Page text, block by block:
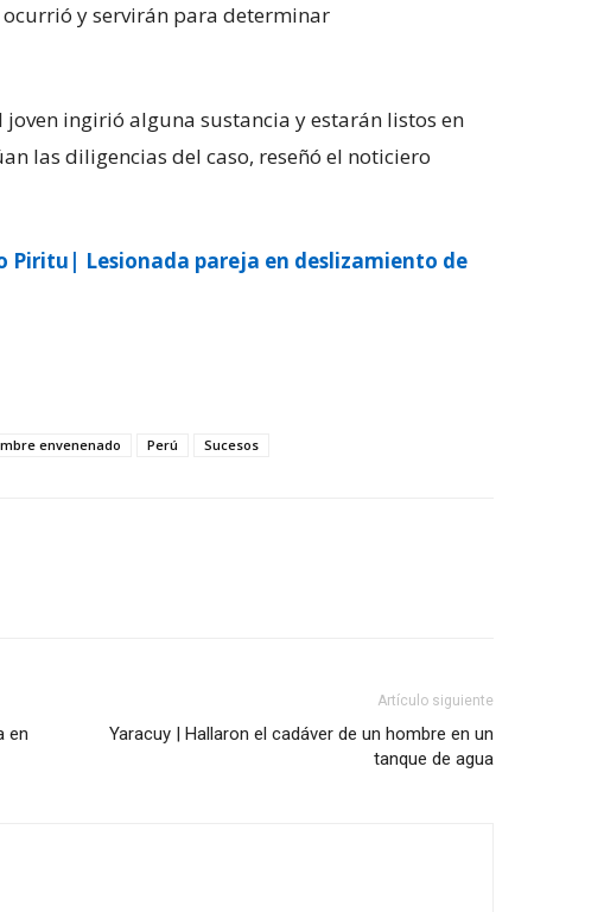
y servirán para determinar
ingirió alguna sustancia y estarán listos en
las diligencias del caso, reseñó el noticiero
Piritu| Lesionada pareja en deslizamiento de
envenenado Perú Sucesos
en
Artículo siguiente
Yaracuy | Hallaron el cadáver de un hombre en un
tanque de agua